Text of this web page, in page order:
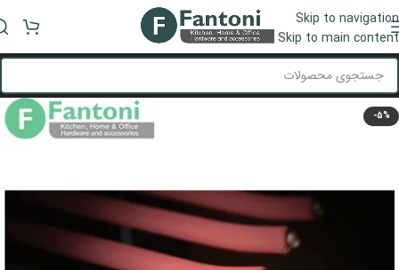
Skip to navigation
Skip to main content
منو
-5%